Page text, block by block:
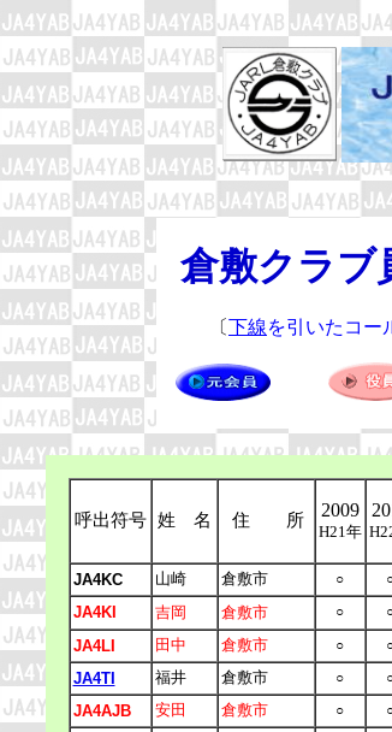
倉敷クラブ
〔下線を引いたコー
呼出符号 姓 名 住 所 2009
H21年
JA4KC
山崎 倉敷市 ○
JA4KI 吉岡 倉敷市 ○
JA4LI 田中 倉敷市 ○
JA4TI 福井 倉敷市 ○
JA4AJB 安田 倉敷市 ○